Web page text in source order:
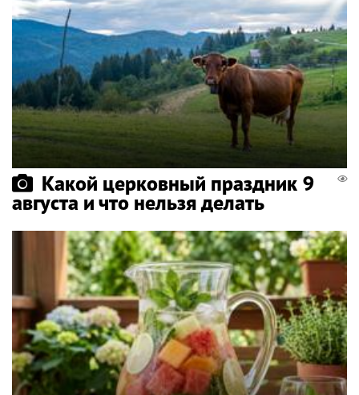
Какой церковный праздник 9
августа и что нельзя делать